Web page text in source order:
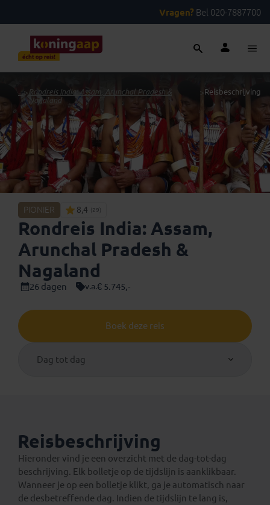
Vragen? Bel 020-7887700
...>Rondreis India: Assam, Arunchal Pradesh &
Nagaland
>Reisbeschrijving
PIONIER 8,4 (29)
Rondreis India: Assam,
Arunchal Pradesh &
Nagaland
26 dagen v.a.€ 5.745,-
Boek deze reis
Dag tot dag
Reisbeschrijving
Hieronder vind je een overzicht met de dag-tot-dag
beschrijving. Elk bolletje op de tijdslijn is aanklikbaar.
Wanneer je op een bolletje klikt, ga je automatisch naar
de desbetreffende dag. Indien de tijdslijn te lang is,